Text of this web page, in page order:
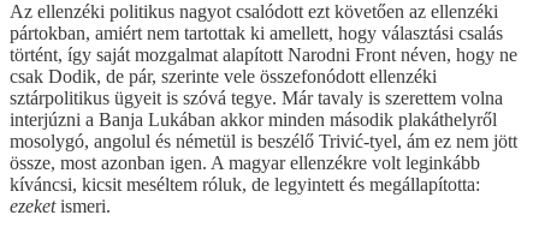
Az ellenzéki politikus nagyot csalódott ezt követően az ellenzéki
pártokban, amiért nem tartottak ki amellett, hogy választási csalás
történt, így saját mozgalmat alapított Narodni Front néven, hogy ne
csak Dodik, de pár, szerinte vele összefonódott ellenzéki
sztárpolitikus ügyeit is szóvá tegye. Már tavaly is szerettem volna
interjúzni a Banja Lukában akkor minden második plakáthelyről
mosolygó, angolul és németül is beszélő Trivić-tyel, ám ez nem jött
össze, most azonban igen. A magyar ellenzékre volt leginkább
kíváncsi, kicsit meséltem róluk, de legyintett és megállapította:
ezeketismeri.